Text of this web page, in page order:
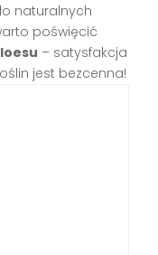
naturalnych
poświęcić
– satysfakcja
jest bezcenna!